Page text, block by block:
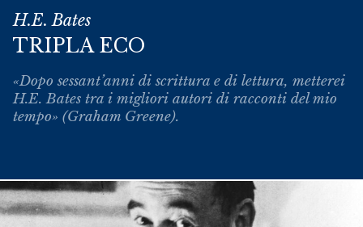
H.E. Bates
TRIPLA ECO
«Dopo sessant’anni di scrittura e di lettura, metterei
H.E. Bates tra i migliori autori di racconti del mio
tempo» (Graham Greene).